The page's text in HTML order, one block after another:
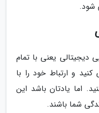
شود.
یعنی با تمام
و ارتباط خود را با
اما یادتان باشد این
شما باشند.